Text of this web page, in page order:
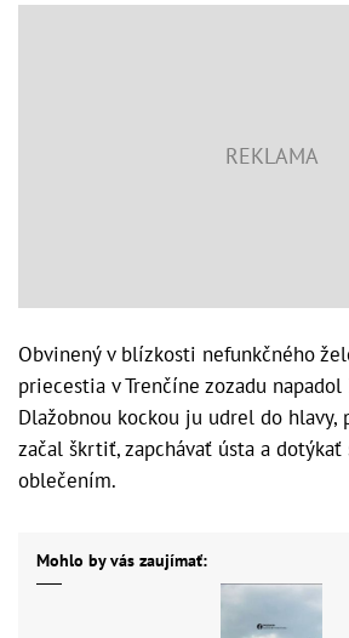
Obvinený v blízkosti nefunkčného
priecestia v Trenčíne zozadu
Dlažobnou kockou ju udrel do hlavy,
začal škrtiť, zapchávať ústa a dotýkať
oblečením.
Mohlo by vás zaujímať: